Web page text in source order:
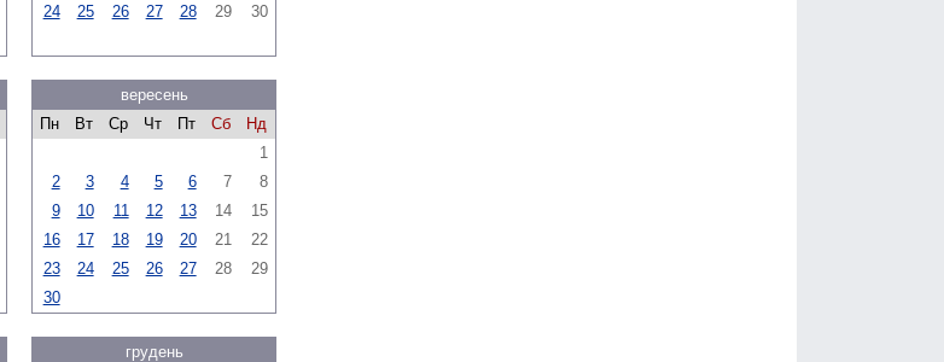
24
25 26 27 28 29 30
вересень
Пн
Вт Ср Чт Пт Сб
Нд
1
2
3 4 5 6 7
8
9
10 11 12 13 14
15
16
17 18 19 20 21
22
23
24 25 26 27 28
29
30
грудень